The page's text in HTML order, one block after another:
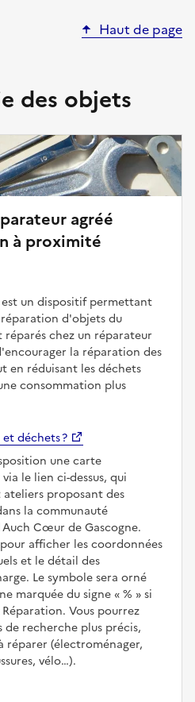
Haut de page
des objets
agréé
à proximité
est un dispositif permettant
d'objets du
chez un réparateur
la réparation des
en réduisant les déchets
consommation plus
déchets ?
une carte
le lien ci-dessus, qui
proposant des
la communauté
Cœur de Gascogne.
afficher les coordonnées
et le détail des
Le symbole sera orné
marquée du signe
%
si
Vous pourrez
de recherche plus précis,
réparer (électroménager,
vélo…).